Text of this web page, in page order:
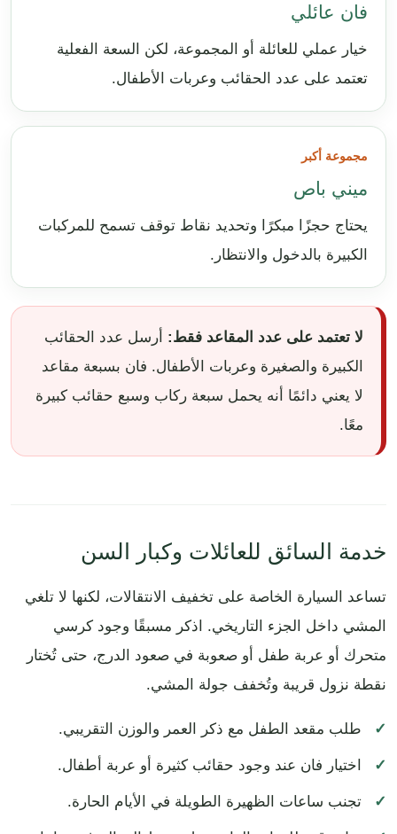
فان عائلي
خيار عملي للعائلة أو المجموعة، لكن السعة الفعلية
تعتمد على عدد الحقائب وعربات الأطفال.
مجموعة أكبر
ميني باص
يحتاج حجزًا مبكرًا وتحديد نقاط توقف تسمح للمركبات
الكبيرة بالدخول والانتظار.
لا تعتمد على عدد المقاعد فقط: أرسل عدد الحقائب
الكبيرة والصغيرة وعربات الأطفال. فان بسبعة مقاعد
لا يعني دائمًا أنه يحمل سبعة ركاب وسبع حقائب كبيرة
معًا.
خدمة السائق للعائلات وكبار السن
تساعد السيارة الخاصة على تخفيف الانتقالات، لكنها لا تلغي
المشي داخل الجزء التاريخي. اذكر مسبقًا وجود كرسي
متحرك أو عربة طفل أو صعوبة في صعود الدرج، حتى تُختار
نقطة نزول قريبة وتُخفف جولة المشي.
طلب مقعد الطفل مع ذكر العمر والوزن التقريبي.
اختيار فان عند وجود حقائب كثيرة أو عربة أطفال.
تجنب ساعات الظهيرة الطويلة في الأيام الحارة.